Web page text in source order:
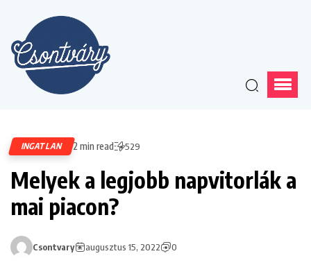
INGATLAN 2 min read 529
Melyek a legjobb napvitorlák a
mai piacon?
Csontvary augusztus 15, 2022 0